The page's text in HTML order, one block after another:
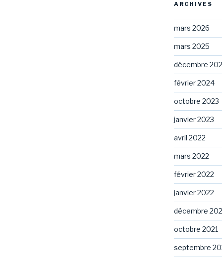
ARCHIVES
mars 2026
mars 2025
décembre
février 2024
octobre 2023
janvier 2023
avril 2022
mars 2022
février 2022
janvier 2022
décembre
octobre 2021
septembre